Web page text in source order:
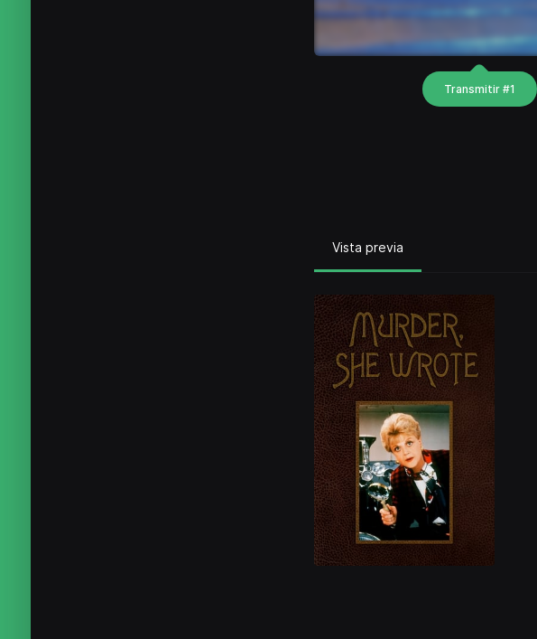
Transmitir #1
Vista previa